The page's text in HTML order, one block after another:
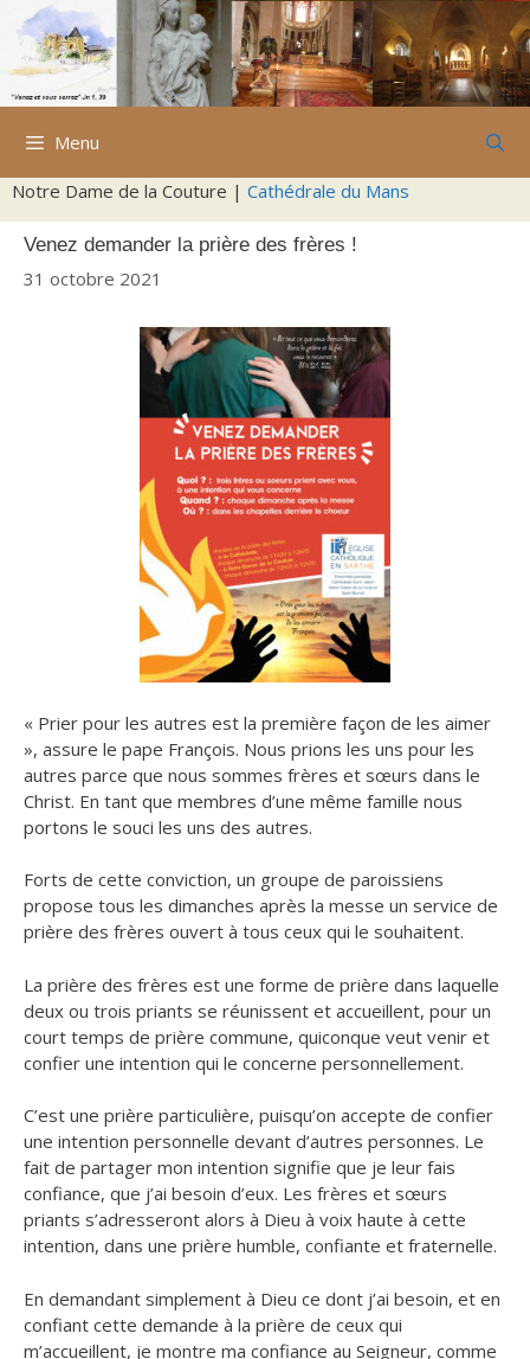
Aller
contenu
Menu
Notre Dame de la Couture | Cathédrale du Mans
Venez demander la prière des frères !
31 octobre 2021
« Prier pour les autres est la première façon de les aimer
», assure le pape François. Nous prions les uns pour les
autres parce que nous sommes frères et sœurs dans le
Christ. En tant que membres d’une même famille nous
portons le souci les uns des autres.
Forts de cette conviction, un groupe de paroissiens
propose tous les dimanches après la messe un service de
prière des frères ouvert à tous ceux qui le souhaitent.
La prière des frères est une forme de prière dans laquelle
deux ou trois priants se réunissent et accueillent, pour un
court temps de prière commune, quiconque veut venir et
confier une intention qui le concerne personnellement.
C’est une prière particulière, puisqu’on accepte de confier
une intention personnelle devant d’autres personnes. Le
fait de partager mon intention signifie que je leur fais
confiance, que j’ai besoin d’eux. Les frères et sœurs
priants s’adresseront alors à Dieu à voix haute à cette
intention, dans une prière humble, confiante et fraternelle.
En demandant simplement à Dieu ce dont j’ai besoin, et en
confiant cette demande à la prière de ceux qui
m’accueillent, je montre ma confiance au Seigneur, comme